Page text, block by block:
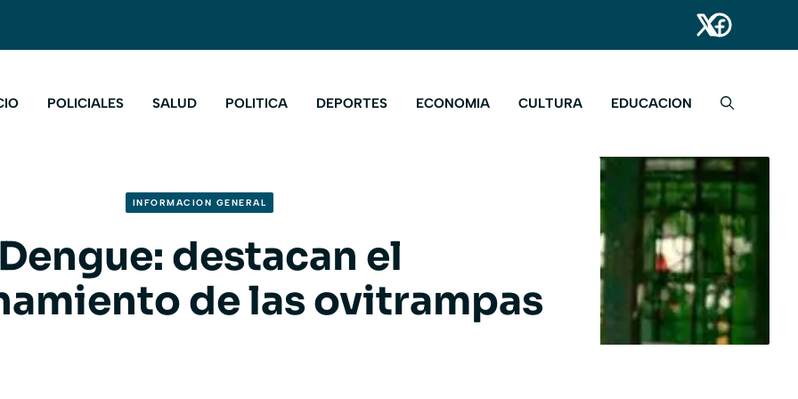
POLICIALES SALUD POLITICA DEPORTES ECONOMIA CULTURA EDUCACION
INFORMACION GENERAL
Dengue: destacan el
de las ovitrampas